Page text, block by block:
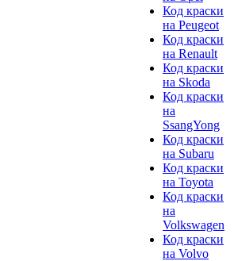
Код краски
на Peugeot
Код краски
на Renault
Код краски
на Skoda
Код краски
на
SsangYong
Код краски
на Subaru
Код краски
на Toyota
Код краски
на
Volkswagen
Код краски
на Volvo